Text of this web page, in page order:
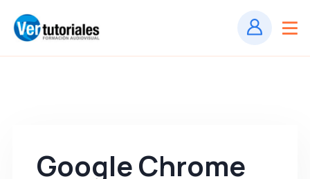
Google Chrome